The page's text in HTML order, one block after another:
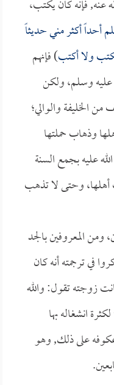
عنه, فإنه كان يكتب،
أحداً أكثر مني حديثاً
ولا أكتب) فإنهم
عليه وسلم، ولكن
الخليفة والوالي؛
وذهاب حملتها
عليه بجمع السنة
أهلها، وحتى لا تذهب
ومن المعروفين بالجد
في ترجمته أنه كان
زوجته تقول: والله
انشغاله بها
على ذلك, وهو